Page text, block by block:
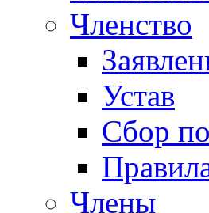
Членство
Устав
Сбор
Члены